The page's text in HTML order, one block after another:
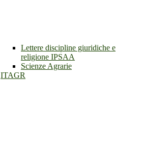
Lettere discipline giuridiche e
religione IPSAA
Scienze Agrarie
ITAGR